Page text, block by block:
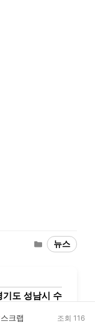
Categories
뉴스
기도 성남시 수
1동 독감 무료
스크랩 조회 116